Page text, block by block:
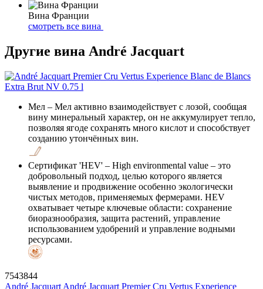
Вина Франции
смотреть все вина
Другие вина André Jacquart
Мел – Мел активно взаимодействует с лозой, сообщая
вину минеральный характер, он не аккумулирует тепло,
позволяя ягоде сохранять много кислот и способствует
созданию утончённых вин.
Сертификат 'HEV' – High environmental value – это
добровольный подход, целью которого является
выявление и продвижение особенно экологически
чистых методов, применяемых фермерами. HEV
охватывает четыре ключевые области: сохранение
биоразнообразия, защита растений, управление
использованием удобрений и управление водными
ресурсами.
7543844
André Jacquart André Jacquart Premier Cru Vertus Experience